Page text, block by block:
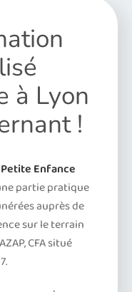
à Lyon
!
Enfance
partie pratique
auprès de
sur le terrain
CFA situé